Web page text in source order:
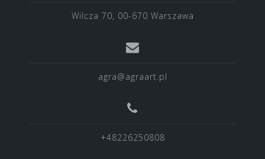
Wilcza 70, 00-670 Warszawa
agra@agraart.pl
+48226250808